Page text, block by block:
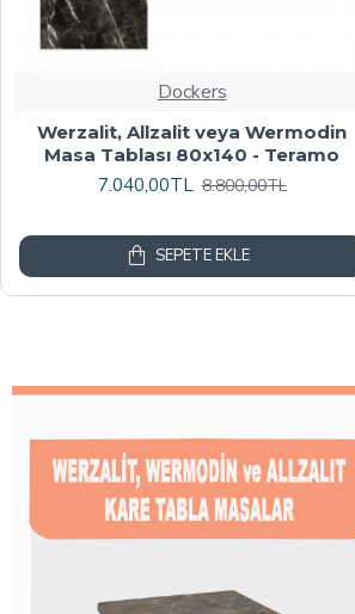
Dockers
Werzalit veya Wermodin Masa
Tablası Oval 94x146 - Indiana Wood
8.000,00TL 10.000,00TL
SEPETE EKLE